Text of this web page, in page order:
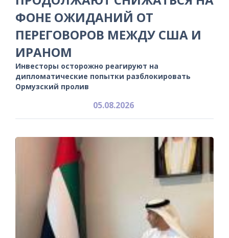
ФОНЕ ОЖИДАНИЙ ОТ
ПЕРЕГОВОРОВ МЕЖДУ США И
ИРАНОМ
Инвесторы осторожно реагируют на
дипломатические попытки разблокировать
Ормузский пролив
05.08.2026